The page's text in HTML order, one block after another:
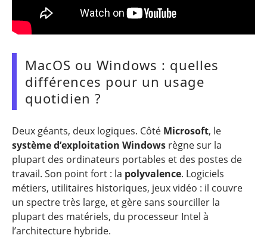
MacOS ou Windows : quelles
différences pour un usage
quotidien ?
Deux géants, deux logiques. Côté Microsoft, le
système d’exploitation Windows règne sur la
plupart des ordinateurs portables et des postes de
travail. Son point fort : la polyvalence. Logiciels
métiers, utilitaires historiques, jeux vidéo : il couvre
un spectre très large, et gère sans sourciller la
plupart des matériels, du processeur Intel à
l’architecture hybride.